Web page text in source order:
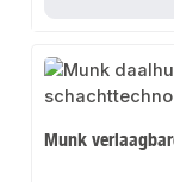
Munk